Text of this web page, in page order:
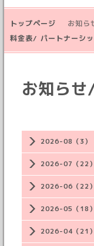
トップページ お知ら
料金表/ パートナーシ
2026-08（3）
2026-07（22）
2026-06（22）
2026-05（18）
2026-04（21）
お知ら